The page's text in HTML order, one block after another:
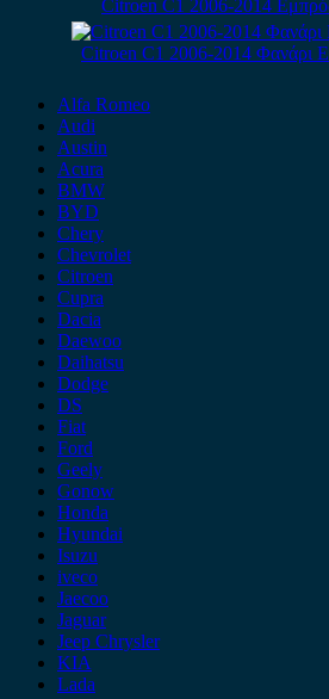
Citroen C1 2006-2014
Citroen C1 2006-2014 Φανάρι
Alfa Romeo
Audi
Austin
Acura
BMW
BYD
Chery
Chevrolet
Citroen
Cupra
Dacia
Daewoo
Daihatsu
Dodge
DS
Fiat
Ford
Geely
Gonow
Honda
Hyundai
Isuzu
iveco
Jaecoo
Jaguar
Jeep Chrysler
KIA
Lada